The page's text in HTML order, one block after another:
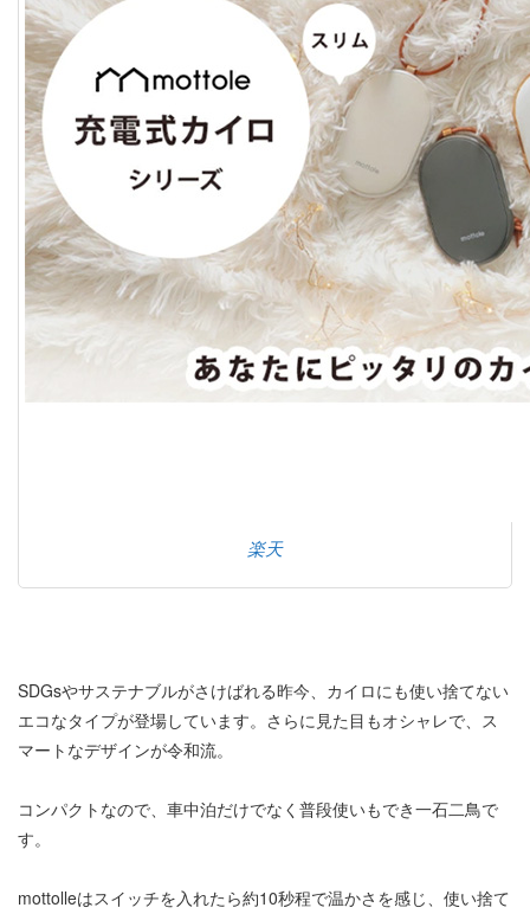
楽天
SDGsやサステナブルがさけばれる昨今、カイロにも使い捨てない
エコなタイプが登場しています。さらに見た目もオシャレで、ス
マートなデザインが令和流。
コンパクトなので、車中泊だけでなく普段使いもでき一石二鳥で
す。
mottolleはスイッチを入れたら約10秒程で温かさを感じ、使い捨て